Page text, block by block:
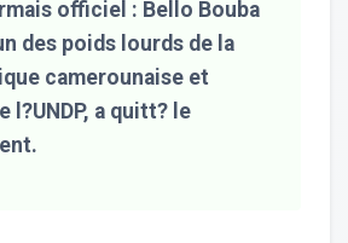
officiel : Bello Bouba
des poids lourds de la
camerounaise et
l?UNDP, a quitt? le